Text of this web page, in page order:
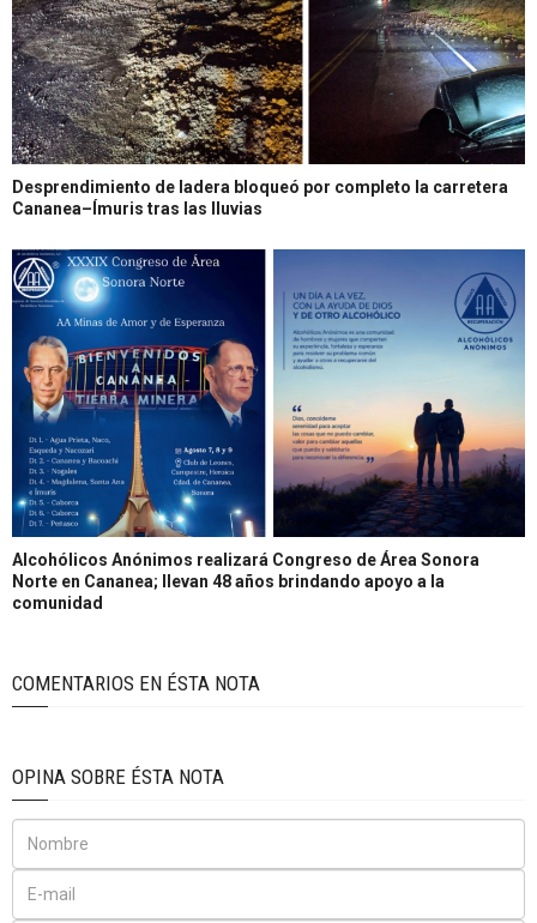
Desprendimiento de ladera bloqueó por completo la carretera
Cananea–Ímuris tras las lluvias
Alcohólicos Anónimos realizará Congreso de Área Sonora
Norte en Cananea; llevan 48 años brindando apoyo a la
comunidad
COMENTARIOS EN ÉSTA NOTA
OPINA SOBRE ÉSTA NOTA